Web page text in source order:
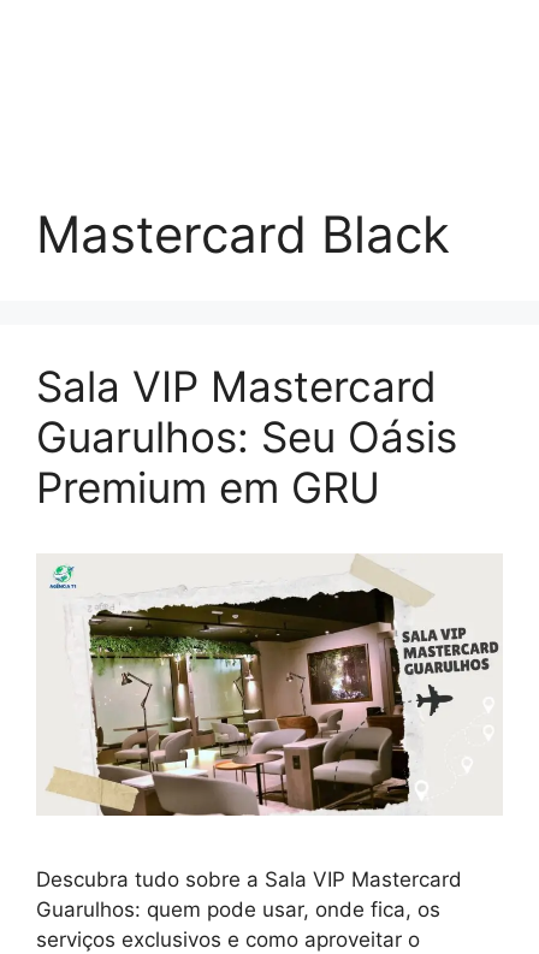
Mastercard Black
Sala VIP Mastercard
Guarulhos: Seu Oásis
Premium em GRU
Descubra tudo sobre a Sala VIP Mastercard
Guarulhos: quem pode usar, onde fica, os
serviços exclusivos e como aproveitar o